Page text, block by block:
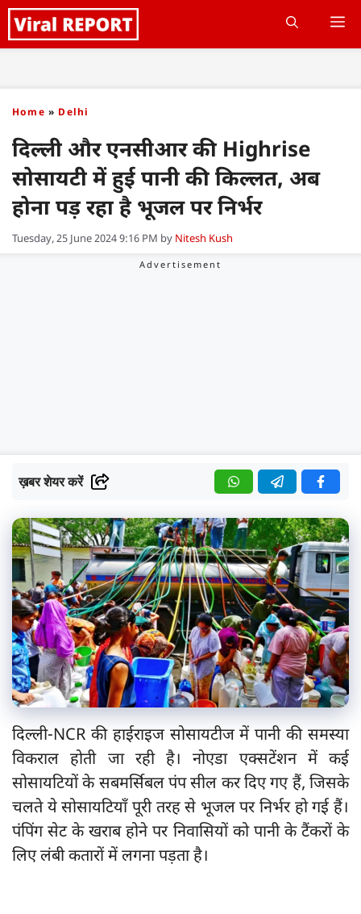
Skip
to
Home » Delhi
दिल्ली और एनसीआर की Highrise
सोसायटी में हुई पानी की किल्लत, अब
होना पड़ रहा है भूजल पर निर्भर
Tuesday, 25 June 2024 9:16 PM by Nitesh Kush
ख़बर शेयर करें
दिल्ली-NCR की हाईराइज सोसायटीज में पानी की समस्या
विकराल होती जा रही है। नोएडा एक्सटेंशन में कई
सोसायटियों के सबमर्सिबल पंप सील कर दिए गए हैं, जिसके
चलते ये सोसायटियाँ पूरी तरह से भूजल पर निर्भर हो गई हैं।
पंपिंग सेट के खराब होने पर निवासियों को पानी के टैंकरों के
लिए लंबी कतारों में लगना पड़ता है।